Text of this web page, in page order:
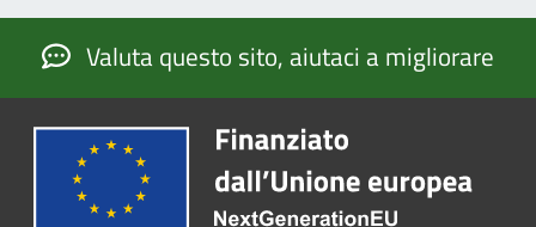
Valuta questo sito, aiutaci a migliorare